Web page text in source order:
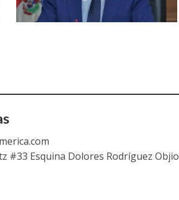
#33 Esquina Dolores Rodríguez Objio